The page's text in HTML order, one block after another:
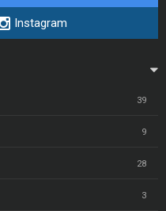
Instagram
39
9
28
3